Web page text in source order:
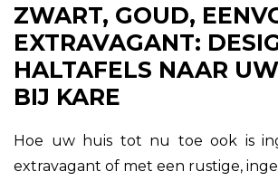
ZWART, GOUD,
EXTRAVAGANT:
HALTAFELS NAAR
BIJ KARE
Hoe uw huis tot nu toe ook is
extravagant of met een rustige,